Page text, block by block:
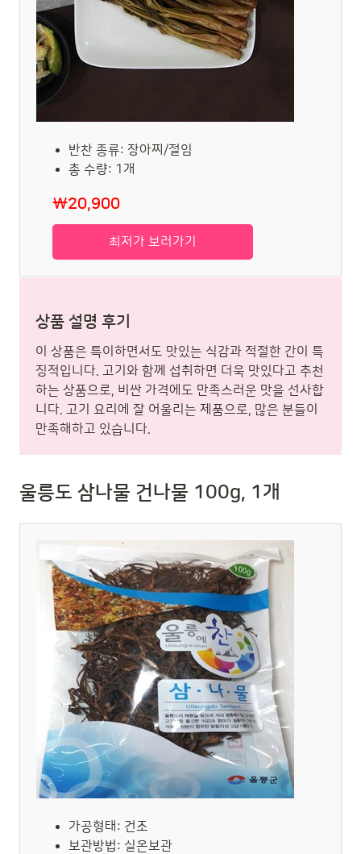
반찬 종류: 장아찌/절임
총 수량: 1개
₩20,900
최저가 보러가기
상품 설명 후기
이 상품은 특이하면서도 맛있는 식감과 적절한 간이 특
징적입니다. 고기와 함께 섭취하면 더욱 맛있다고 추천
하는 상품으로, 비싼 가격에도 만족스러운 맛을 선사합
니다. 고기 요리에 잘 어울리는 제품으로, 많은 분들이
만족해하고 있습니다.
울릉도 삼나물 건나물 100g, 1개
가공형태: 건조
보관방법: 실온보관